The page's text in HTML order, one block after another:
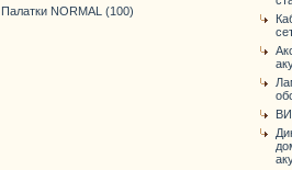
Палатки NORMAL (100)